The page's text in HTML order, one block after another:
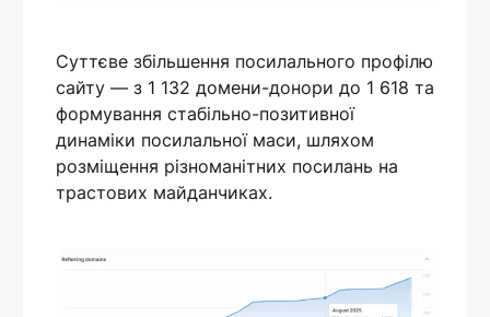
Суттєве збільшення посилального профілю
сайту — з 1 132 домени-донори до 1 618 та
формування стабільно-позитивної
динаміки посилальної маси, шляхом
розміщення різноманітних посилань на
трастових майданчиках.